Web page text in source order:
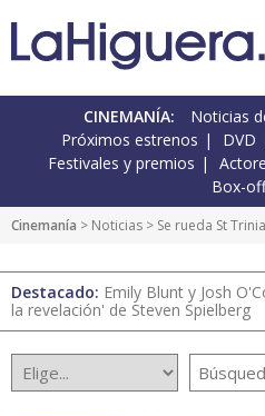
CINEMANÍA: Noticias
Próximos estrenos
DVD
Festivales y premios
Box-
Cinemanía > Noticias > Se rueda St
Destacado: Emily Blunt y Josh
la revelación' de Steven Spielberg